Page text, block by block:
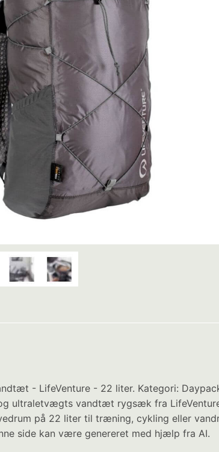
- LifeVenture - 22 liter. Kategori:
ultraletvægts vandtæt rygsæk fra
på 22 liter til træning, cykling eller
side kan være genereret med hjælp fra AI.